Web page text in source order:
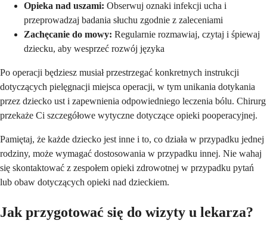
Opieka nad uszami: Obserwuj oznaki infekcji ucha i
przeprowadzaj badania słuchu zgodnie z zaleceniami
Zachęcanie do mowy: Regularnie rozmawiaj, czytaj i śpiewaj
dziecku, aby wesprzeć rozwój języka
Po operacji będziesz musiał przestrzegać konkretnych instrukcji
dotyczących pielęgnacji miejsca operacji, w tym unikania dotykania
przez dziecko ust i zapewnienia odpowiedniego leczenia bólu. Chirurg
przekaże Ci szczegółowe wytyczne dotyczące opieki pooperacyjnej.
Pamiętaj, że każde dziecko jest inne i to, co działa w przypadku jednej
rodziny, może wymagać dostosowania w przypadku innej. Nie wahaj
się skontaktować z zespołem opieki zdrowotnej w przypadku pytań
lub obaw dotyczących opieki nad dzieckiem.
Jak przygotować się do wizyty u lekarza?